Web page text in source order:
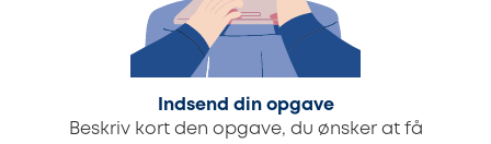
Indsend din opgave
Beskriv kort den opgave, du ønsker at få